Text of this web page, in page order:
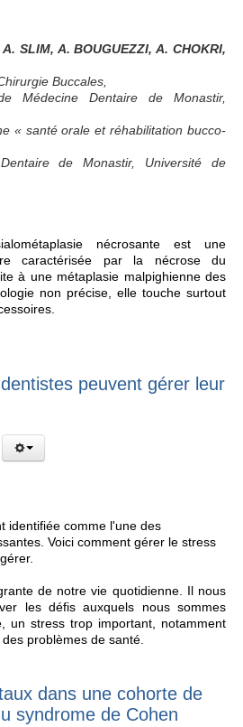
SLIM, A. BOUGUEZZI, A. CHOKRI,
Buccales,
Médecine Dentaire de Monastir,
« santé orale et réhabilitation bucco-
de Monastir, Université de
nécrosante est une
caractérisée par la nécrose du
à une métaplasie malpighienne des
non précise, elle touche surtout
peuvent gérer leur
identifiée comme l'une des
Voici comment gérer le stress
de notre vie quotidienne. Il nous
les défis auxquels nous sommes
un stress trop important, notamment
problèmes de santé.
dans une cohorte de
syndrome de Cohen